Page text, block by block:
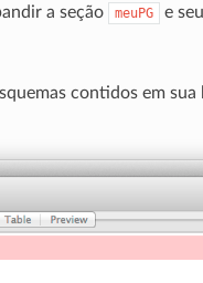
a seção meuPG e
contidos em sua